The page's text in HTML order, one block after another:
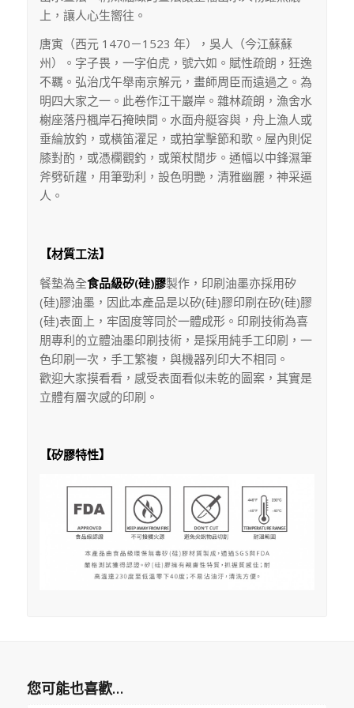
上，讓人心生嚮往。
唐寅（西元 1470－1523 年），吳人（今江蘇蘇
州）。字子畏，一字伯虎，號六如。賦性疏朗，狂逸
不羈。弘治戊午舉南京解元，畫師周臣而遠過之。為
明四大家之一。此卷作江干巖岸。雜林疏朗，漁舍水
榭座落丹楓岸石掩映間。水面舟艇容與，舟上漁人或
垂綸放釣，或橫笛濯足，或拍掌擊節和歌。屋內則促
膝對酌，或憑欄觀釣，或策杖閒步。通幅以中鋒濕筆
斧劈斫趯，用筆勁利，設色明艷，清雅幽麗，神采逼
人。
【材質工法】
餐墊為全食品級矽(硅)膠製作，印刷油墨亦採用矽
(硅)膠油墨，因此本產品是以矽(硅)膠印刷在矽(硅)膠
(硅)表面上，牢固度等同於一體成形。印刷技術為喜
朋專利的立體油墨印刷技術，是採用純手工印刷，一
色印刷一次，手工繁複，與機器列印大不相同。
歡迎大家摸看看，感受表面看似未乾的圖案，其實是
立體有層次感的印刷。
【矽膠特性】
您可能也喜歡…